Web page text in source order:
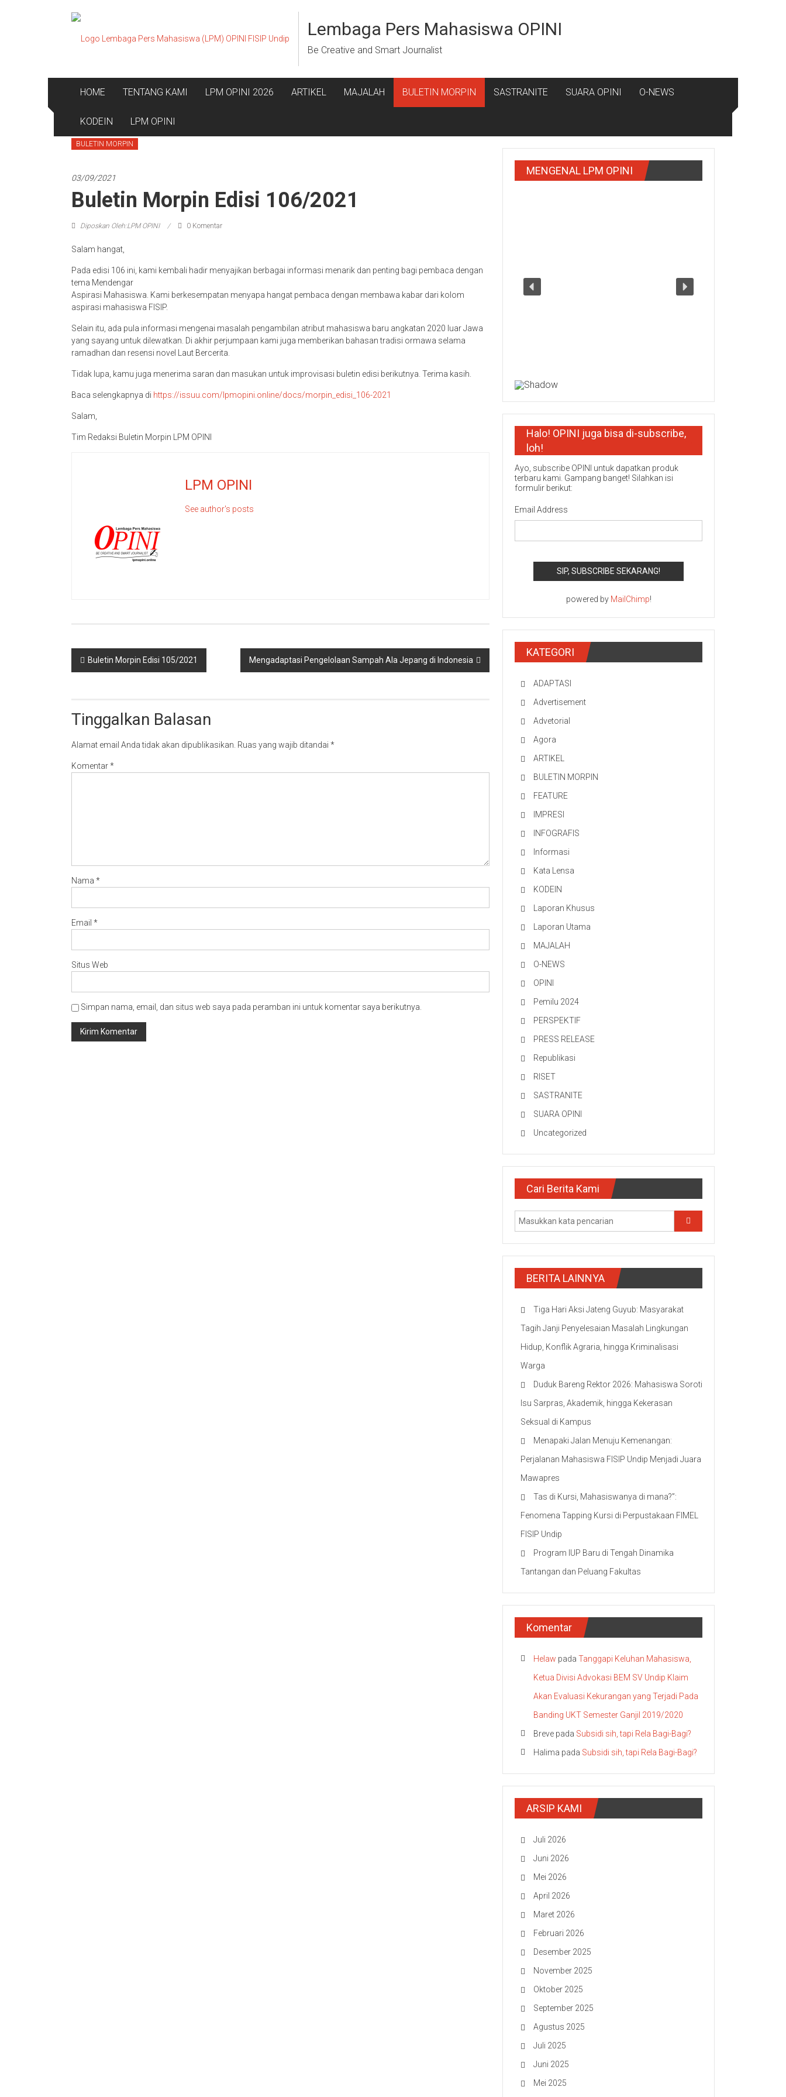
Lembaga Pers Mahasiswa OPINI
Be Creative and Smart Journalist
HOME TENTANG KAMI LPM OPINI 2026 ARTIKEL MAJALAH BULETIN MORPIN SASTRANITE SUARA OPINI O-NEWS
KODEIN LPM OPINI
BULETIN MORPIN
03/09/2021
Buletin Morpin Edisi 106/2021
Diposkan Oleh:LPM OPINI 0 Komentar
Salam hangat,
Pada edisi 106 ini, kami kembali hadir menyajikan berbagai informasi menarik dan penting bagi pembaca dengan
tema Mendengar
Aspirasi Mahasiswa. Kami berkesempatan menyapa hangat pembaca dengan membawa kabar dari kolom
aspirasi mahasiswa FISIP.
Selain itu, ada pula informasi mengenai masalah pengambilan atribut mahasiswa baru angkatan 2020 luar Jawa
yang sayang untuk dilewatkan. Di akhir perjumpaan kami juga memberikan bahasan tradisi ormawa selama
ramadhan dan resensi novel Laut Bercerita.
Tidak lupa, kamu juga menerima saran dan masukan untuk improvisasi buletin edisi berikutnya. Terima kasih.
Baca selengkapnya di https://issuu.com/lpmopini.online/docs/morpin_edisi_106-2021
Salam,
Tim Redaksi Buletin Morpin LPM OPINI
LPM OPINI
See author's posts
Navigasi
pos
Buletin Morpin Edisi 105/2021 Mengadaptasi Pengelolaan Sampah Ala Jepang di Indonesia
Tinggalkan Balasan
Alamat email Anda tidak akan dipublikasikan. Ruas yang wajib ditandai *
Komentar*
Nama *
Email *
Situs Web
Simpan nama, email, dan situs web saya pada peramban ini untuk komentar saya berikutnya.
MENGENAL LPM OPINI
Halo! OPINI juga bisa di-subscribe,
loh!
Ayo, subscribe OPINI untuk dapatkan produk
terbaru kami. Gampang banget! Silahkan isi
formulir berikut:
Email Address
powered by MailChimp!
KATEGORI
ADAPTASI
Advertisement
Advetorial
Agora
ARTIKEL
BULETIN MORPIN
FEATURE
IMPRESI
INFOGRAFIS
Informasi
Kata Lensa
KODEIN
Laporan Khusus
Laporan Utama
MAJALAH
O-NEWS
OPINI
Pemilu 2024
PERSPEKTIF
PRESS RELEASE
Republikasi
RISET
SASTRANITE
SUARA OPINI
Uncategorized
Cari Berita Kami
BERITA LAINNYA
Tiga Hari Aksi Jateng Guyub: Masyarakat
Tagih Janji Penyelesaian Masalah Lingkungan
Hidup, Konflik Agraria, hingga Kriminalisasi
Warga
Duduk Bareng Rektor 2026: Mahasiswa Soroti
Isu Sarpras, Akademik, hingga Kekerasan
Seksual di Kampus
Menapaki Jalan Menuju Kemenangan:
Perjalanan Mahasiswa FISIP Undip Menjadi Juara
Mawapres
Tas di Kursi, Mahasiswanya di mana?”:
Fenomena Tapping Kursi di Perpustakaan FIMEL
FISIP Undip
Program IUP Baru di Tengah Dinamika
Tantangan dan Peluang Fakultas
Komentar
Helaw pada Tanggapi Keluhan Mahasiswa,
Ketua Divisi Advokasi BEM SV Undip Klaim
Akan Evaluasi Kekurangan yang Terjadi Pada
Banding UKT Semester Ganjil 2019/2020
Breve pada Subsidi sih, tapi Rela Bagi-Bagi?
Halima pada Subsidi sih, tapi Rela Bagi-Bagi?
ARSIP KAMI
Juli 2026
Juni 2026
Mei 2026
April 2026
Maret 2026
Februari 2026
Desember 2025
November 2025
Oktober 2025
September 2025
Agustus 2025
Juli 2025
Juni 2025
Mei 2025